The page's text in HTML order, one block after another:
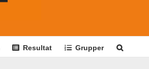
Resultat Grupper